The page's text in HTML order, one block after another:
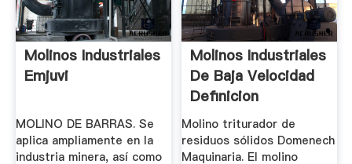
Molinos Industriales
Emjuvi
MOLINO DE BARRAS. Se
aplica ampliamente en la
industria minera, así como
Molinos Industriales
De Baja Velocidad
Definicion
Molino triturador de
residuos sólidos Domenech
Maquinaria. El molino